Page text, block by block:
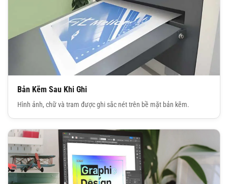
Bản Kẽm Sau Khi Ghi
Hình ảnh, chữ và tram được ghi sắc nét trên bề mặt bản kẽm.